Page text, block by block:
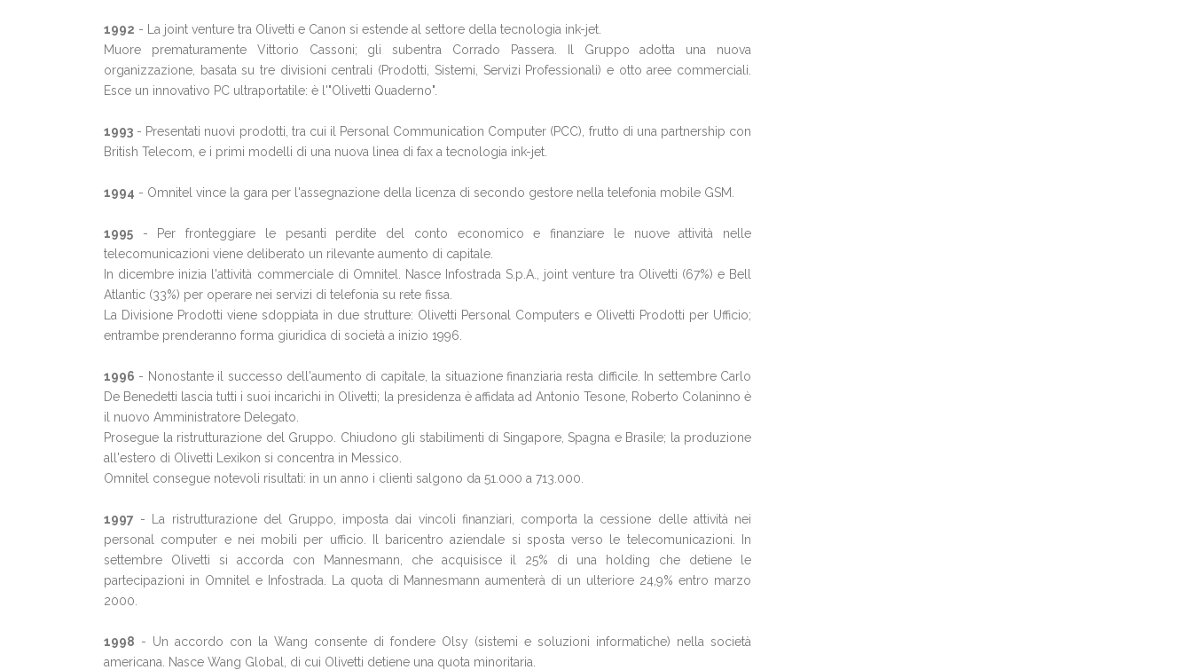
1992 - La joint venture tra Olivetti e Canon si estende al settore della tecnologia ink-jet.
Muore prematuramente Vittorio Cassoni; gli subentra Corrado Passera. Il Gruppo adotta una nuova
organizzazione, basata su tre divisioni centrali (Prodotti, Sistemi, Servizi Professionali) e otto aree commerciali.
Esce un innovativo PC ultraportatile: è l'"Olivetti Quaderno".
1993 - Presentati nuovi prodotti, tra cui il Personal Communication Computer (PCC), frutto di una partnership con
British Telecom, e i primi modelli di una nuova linea di fax a tecnologia ink-jet.
1994 - Omnitel vince la gara per l'assegnazione della licenza di secondo gestore nella telefonia mobile GSM.
1995 - Per fronteggiare le pesanti perdite del conto economico e finanziare le nuove attività nelle
telecomunicazioni viene deliberato un rilevante aumento di capitale.
In dicembre inizia l'attività commerciale di Omnitel. Nasce Infostrada S.p.A., joint venture tra Olivetti (67%) e Bell
Atlantic (33%) per operare nei servizi di telefonia su rete fissa.
La Divisione Prodotti viene sdoppiata in due strutture: Olivetti Personal Computers e Olivetti Prodotti per Ufficio;
entrambe prenderanno forma giuridica di società a inizio 1996.
1996 - Nonostante il successo dell'aumento di capitale, la situazione finanziaria resta difficile. In settembre Carlo
De Benedetti lascia tutti i suoi incarichi in Olivetti; la presidenza è affidata ad Antonio Tesone, Roberto Colaninno è
il nuovo Amministratore Delegato.
Prosegue la ristrutturazione del Gruppo. Chiudono gli stabilimenti di Singapore, Spagna e Brasile; la produzione
all'estero di Olivetti Lexikon si concentra in Messico.
Omnitel consegue notevoli risultati: in un anno i clienti salgono da 51.000 a 713.000.
1997 - La ristrutturazione del Gruppo, imposta dai vincoli finanziari, comporta la cessione delle attività nei
personal computer e nei mobili per ufficio. Il baricentro aziendale si sposta verso le telecomunicazioni. In
settembre Olivetti si accorda con Mannesmann, che acquisisce il 25% di una holding che detiene le
partecipazioni in Omnitel e Infostrada. La quota di Mannesmann aumenterà di un ulteriore 24,9% entro marzo
2000.
1998 - Un accordo con la Wang consente di fondere Olsy (sistemi e soluzioni informatiche) nella società
americana. Nasce Wang Global, di cui Olivetti detiene una quota minoritaria.